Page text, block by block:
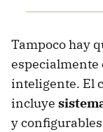
Tampoco hay
inteligente. El
incluye
y